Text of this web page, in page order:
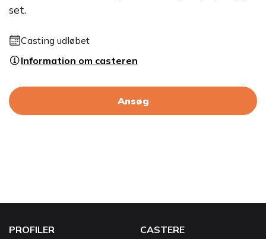
set.
Casting udløbet
Information om casteren
Ansøg
PROFILER CASTERE